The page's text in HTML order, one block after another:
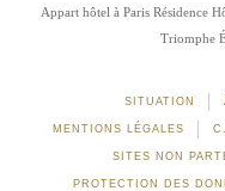
Appart hôtel à Paris Résidence
Triomphe
SITUATION
MENTIONS LÉGALES
SITES NON
PROTECTION DES